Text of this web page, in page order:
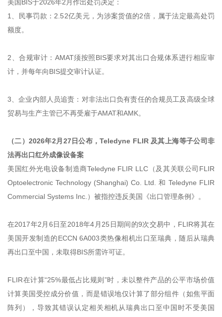
美国BIS于2026年2月作出处罚决定：
1、民事罚款：2.52亿美元，为涉案货值的2倍，属于法定最高处罚
额度。
2、合规审计：AMAT须按照BIS要求对其出口合规体系进行相应审
计，并每年向BIS提交审计认证。
3、企业内部人员追责：对非法出口负有责任的合规员工及高级全球
贸易与生产主管已不再受雇于AMAT和AMK。
（二）2026年2月27日公布，Teledyne FLIR 及其上海等子公司非
法再出口红外成像设备案
美国红外光电设备制造商Teledyne FLIR LLC（及其关联公司FLIR
Optoelectronic Technology (Shanghai) Co. Ltd. 和 Teledyne FLIR
Commercial Systems Inc.）被指控违反美国《出口管理条例》。
在2017年2月6日至2018年4月25日期间的9次交易中，FLIR将其在
美国开发制造的ECCN 6A003类热像相机出口至瑞典，随后从瑞典
再出口至中国，未取得BIS所需许可证。
FLIR在计算“25%最低占比规则”时，未以整件产品的公平市场价值
计算美国受控成分价值，而是错误地仅计算了部分组件（如焦平面
阵列），导致其错误认定相关相机从瑞典出口至中国时不受美国